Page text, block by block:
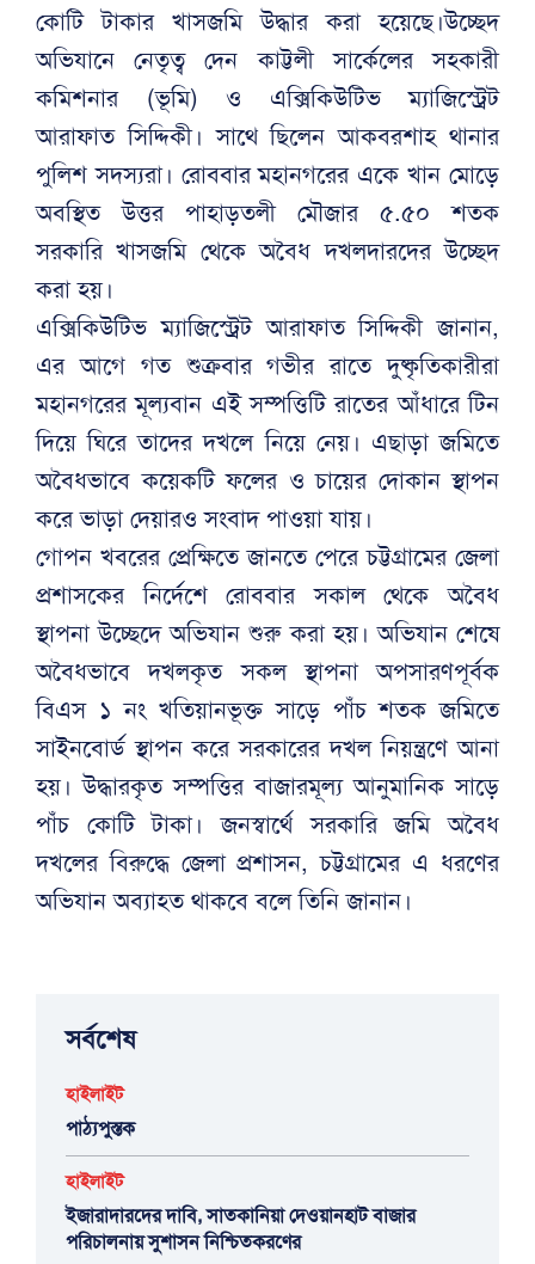
কোটি টাকার খাসজমি উদ্ধার করা হয়েছে।উচ্ছেদ
অভিযানে নেতৃত্ব দেন কাট্টলী সার্কেলের সহকারী
কমিশনার (ভূমি) ও এক্সিকিউটিভ ম্যাজিস্ট্রেট
আরাফাত সিদ্দিকী। সাথে ছিলেন আকবরশাহ থানার
পুলিশ সদস্যরা। রোববার মহানগরের একে খান মোড়ে
অবস্থিত উত্তর পাহাড়তলী মৌজার ৫.৫০ শতক
সরকারি খাসজমি থেকে অবৈধ দখলদারদের উচ্ছেদ
করা হয়।
এক্সিকিউটিভ ম্যাজিস্ট্রেট আরাফাত সিদ্দিকী জানান,
এর আগে গত শুক্রবার গভীর রাতে দুষ্কৃতিকারীরা
মহানগরের মূল্যবান এই সম্পত্তিটি রাতের আঁধারে টিন
দিয়ে ঘিরে তাদের দখলে নিয়ে নেয়। এছাড়া জমিতে
অবৈধভাবে কয়েকটি ফলের ও চায়ের দোকান স্থাপন
করে ভাড়া দেয়ারও সংবাদ পাওয়া যায়।
গোপন খবরের প্রেক্ষিতে জানতে পেরে চট্টগ্রামের জেলা
প্রশাসকের নির্দেশে রোববার সকাল থেকে অবৈধ
স্থাপনা উচ্ছেদে অভিযান শুরু করা হয়। অভিযান শেষে
অবৈধভাবে দখলকৃত সকল স্থাপনা অপসারণপূর্বক
বিএস ১ নং খতিয়ানভূক্ত সাড়ে পাঁচ শতক জমিতে
সাইনবোর্ড স্থাপন করে সরকারের দখল নিয়ন্ত্রণে আনা
হয়। উদ্ধারকৃত সম্পত্তির বাজারমূল্য আনুমানিক সাড়ে
পাঁচ কোটি টাকা। জনস্বার্থে সরকারি জমি অবৈধ
দখলের বিরুদ্ধে জেলা প্রশাসন, চট্টগ্রামের এ ধরণের
অভিযান অব্যাহত থাকবে বলে তিনি জানান।
সর্বশেষ
হাইলাইট
পাঠ্যপুস্তক
হাইলাইট
ইজারাদারদের দাবি, সাতকানিয়া দেওয়ানহাট বাজার
পরিচালনায় সুশাসন নিশ্চিতকরণের